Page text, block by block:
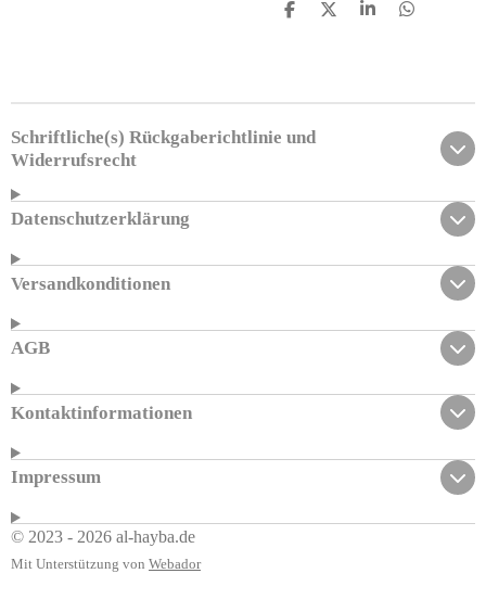
T
n
T
n
T
n
T
n
Schriftliche(s) Rückgaberichtlinie und
Widerrufsrecht
Datenschutzerklärung
Versandkonditionen
AGB
Kontaktinformationen
Impressum
© 2023 - 2026 al-hayba.de
Mit Unterstützung von Webador